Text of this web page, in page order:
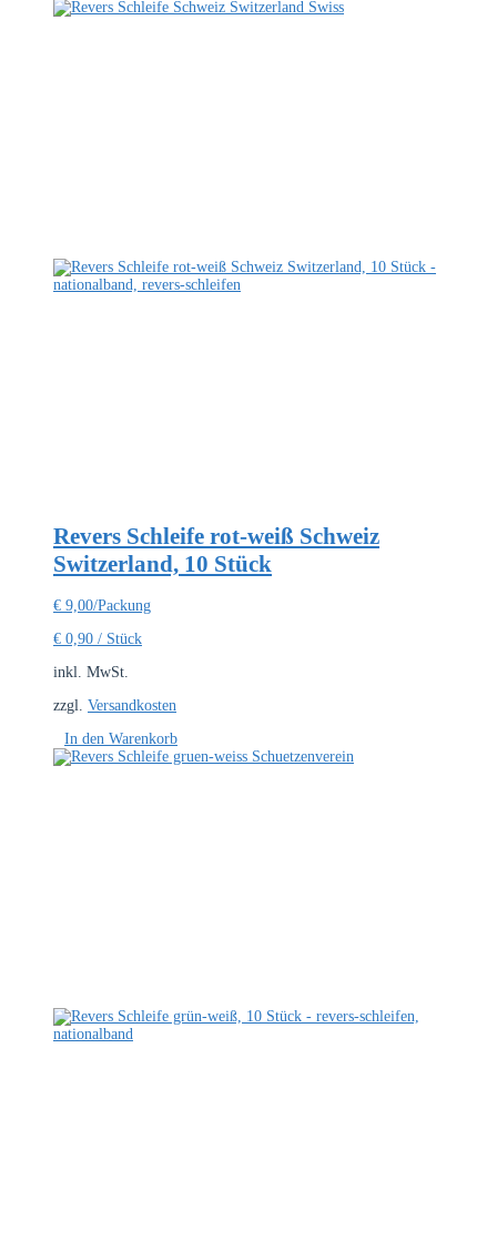
Revers Schleife rot-weiß Schweiz
Switzerland, 10 Stück
€ 9,00/Packung
€ 0,90 / Stück
inkl. MwSt.
zzgl. Versandkosten
In den Warenkorb